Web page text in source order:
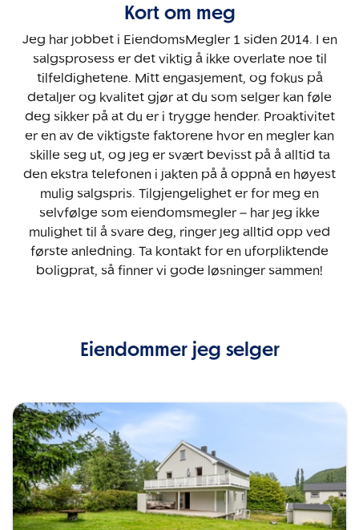
Kort om meg
Jeg har jobbet i EiendomsMegler 1 siden 2014. I en
salgsprosess er det viktig å ikke overlate noe til
tilfeldighetene. Mitt engasjement, og fokus på
detaljer og kvalitet gjør at du som selger kan føle
deg sikker på at du er i trygge hender. Proaktivitet
er en av de viktigste faktorene hvor en megler kan
skille seg ut, og jeg er svært bevisst på å alltid ta
den ekstra telefonen i jakten på å oppnå en høyest
mulig salgspris. Tilgjengelighet er for meg en
selvfølge som eiendomsmegler – har jeg ikke
mulighet til å svare deg, ringer jeg alltid opp ved
første anledning. Ta kontakt for en uforpliktende
boligprat, så finner vi gode løsninger sammen!
Eiendommer jeg selger